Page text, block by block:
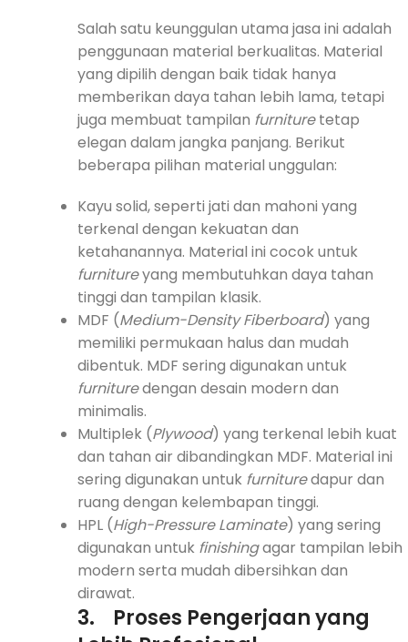
Salah satu keunggulan utama jasa ini adalah
penggunaan material berkualitas. Material
yang dipilih dengan baik tidak hanya
memberikan daya tahan lebih lama, tetapi
juga membuat tampilan furnituretetap
elegan dalam jangka panjang. Berikut
beberapa pilihan material unggulan:
Kayu solid, seperti jati dan mahoni yang
terkenal dengan kekuatan dan
ketahanannya. Material ini cocok untuk
furnitureyang membutuhkan daya tahan
tinggi dan tampilan klasik.
MDF (Medium-Density Fiberboard) yang
memiliki permukaan halus dan mudah
dibentuk. MDF sering digunakan untuk
furnituredengan desain modern dan
minimalis.
Multiplek (Plywood) yang terkenal lebih kuat
dan tahan air dibandingkan MDF. Material ini
sering digunakan untuk furnituredapur dan
ruang dengan kelembapan tinggi.
HPL (High-Pressure Laminate) yang sering
digunakan untuk finishingagar tampilan lebih
modern serta mudah dibersihkan dan
dirawat.
3. Proses Pengerjaan yang